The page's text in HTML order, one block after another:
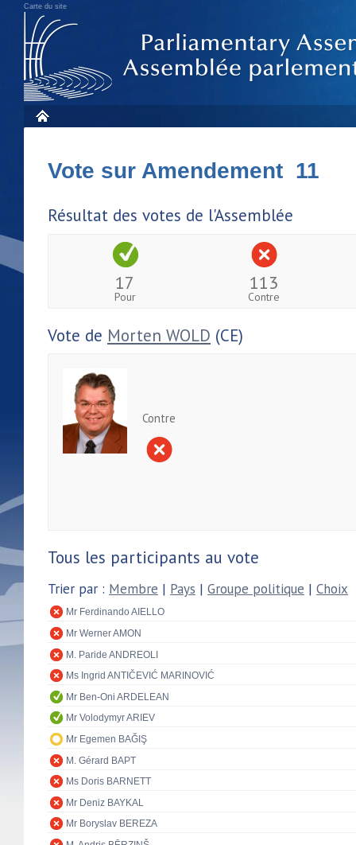
Carte du site
Vote sur Amendement 11
Résultat des votes de l'Assemblée
17
Pour
113
Contre
Vote de Morten WOLD (CE)
Contre
Tous les participants au vote
Trier par : Membre | Pays | Groupe politique | Choix
Mr Ferdinando AIELLO
Mr Werner AMON
M. Paride ANDREOLI
Ms Ingrid ANTIČEVIĆ MARINOVIĆ
Mr Ben-Oni ARDELEAN
Mr Volodymyr ARIEV
Mr Egemen BAĞIŞ
M. Gérard BAPT
Ms Doris BARNETT
Mr Deniz BAYKAL
Mr Boryslav BEREZA